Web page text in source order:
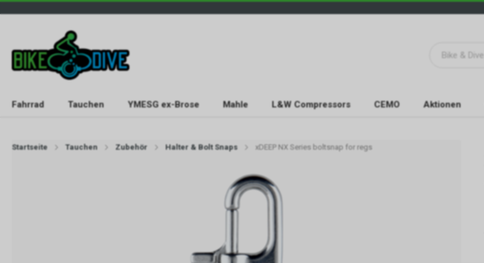
Fahrrad Tauchen YMESG ex-Brose Mahle L&W Compressors CEMO Aktionen
Startseite Tauchen Zubehör Halter & Bolt Snaps xDEEP NX Series boltsnap for regs